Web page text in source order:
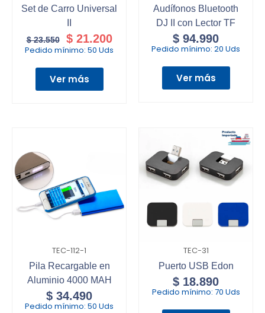
Set de Carro Universal
$23.550 $21.200
Pedido mínimo: 50 Uds
Ver más
Audífonos Bluetooth
DJ II con Lector TF
$ 94.990
Pedido mínimo: 20 Uds
Ver más
TEC-112-1
Pila Recargable en
Aluminio 4000 MAH
$ 34.490
Pedido mínimo: 50 Uds
TEC-31
Puerto USB Edon
$ 18.890
Pedido mínimo: 70 Uds